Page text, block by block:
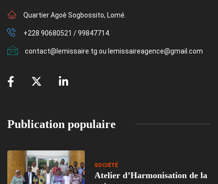
Quartier Agoè Sogbossito, Lomé.
+228 90680521 / 99847714.
contact@lemissaire.tg ou lemissaireagence@gmail.com
Publication populaire
SOCIÉTÉ
Atelier d’Harmonisation de la